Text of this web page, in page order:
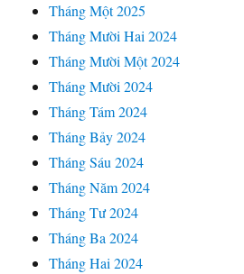
Tháng Một 2025
Tháng Mười Hai 2024
Tháng Mười Một 2024
Tháng Mười 2024
Tháng Tám 2024
Tháng Bảy 2024
Tháng Sáu 2024
Tháng Năm 2024
Tháng Tư 2024
Tháng Ba 2024
Tháng Hai 2024